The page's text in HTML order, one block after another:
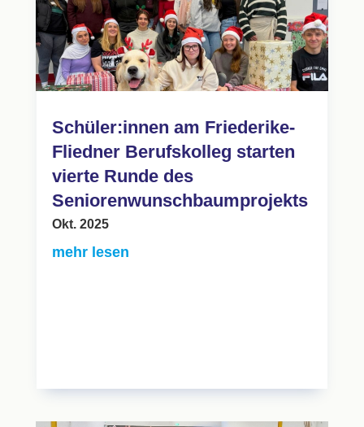
Schüler:innen am Friederike-
Fliedner Berufskolleg starten
vierte Runde des
Seniorenwunschbaumprojekts
Okt. 2025
mehr lesen